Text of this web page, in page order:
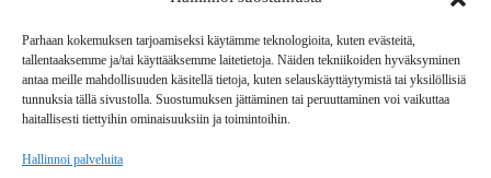
Parhaan kokemuksen tarjoamiseksi käytämme teknologioita, kuten evästeitä,
tallentaaksemme ja/tai käyttääksemme laitetietoja. Näiden tekniikoiden hyväksyminen
antaa meille mahdollisuuden käsitellä tietoja, kuten selauskäyttäytymistä tai yksilöllisiä
tunnuksia tällä sivustolla. Suostumuksen jättäminen tai peruuttaminen voi vaikuttaa
haitallisesti tiettyihin ominaisuuksiin ja toimintoihin.
Hallinnoi palveluita
UUTISKIRJE
MAINOSTAJILLE
VASTAMAINOKSET
JAKELUPAIKAT
REKISTERISELOSTE